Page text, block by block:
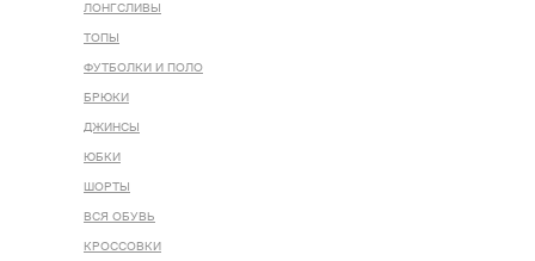
ЛОНГСЛИВЫ
ТОПЫ
ФУТБОЛКИ И ПОЛО
БРЮКИ
ДЖИНСЫ
ЮБКИ
ШОРТЫ
ВСЯ ОБУВЬ
КРОССОВКИ